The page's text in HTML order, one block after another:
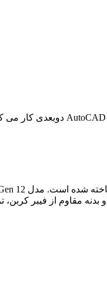
AutoCAD دوبعدی کار می
شده است. مدل 12
و بدنه مقاوم از فیبر